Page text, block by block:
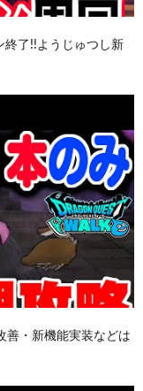
終了!!ようじゅつし新
善・新機能実装などは